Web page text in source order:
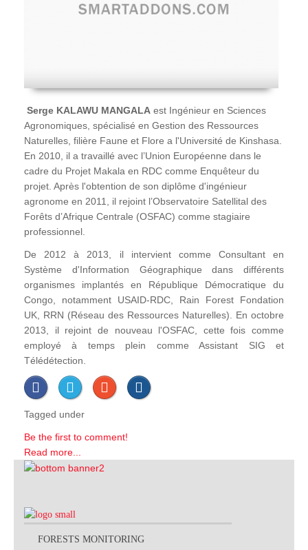
Serge KALAWU MANGALA est Ingénieur en Sciences
Agronomiques, spécialisé en Gestion des Ressources
Naturelles, filière Faune et Flore a l'Université de Kinshasa.
En 2010, il a travaillé avec l’Union Européenne dans le
cadre du Projet Makala en RDC comme Enquêteur du
projet. Après l'obtention de son diplôme d'ingénieur
agronome en 2011, il rejoint l’Observatoire Satellital des
Forêts d’Afrique Centrale (OSFAC) comme stagiaire
professionnel.
De 2012 à 2013, il intervient comme Consultant en
Système d'Information Géographique dans différents
organismes implantés en République Démocratique du
Congo, notamment USAID-RDC, Rain Forest Fondation
UK, RRN (Réseau des Ressources Naturelles). En octobre
2013, il rejoint de nouveau l'OSFAC, cette fois comme
employé à temps plein comme Assistant SIG et
Télédétection.
Tagged under
Be the first to comment!
Read more...
FORESTS MONITORING